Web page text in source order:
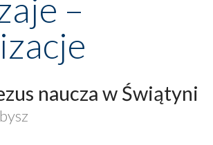
–
naucza w Świątyni